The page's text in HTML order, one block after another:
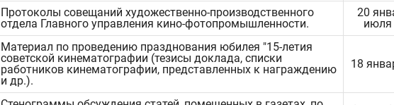
Протоколы совещаний художественно-производственного
отдела Главного управления кино-фотопромышленности.
20
июля
Материал по проведению празднования юбилея "15-летия
советской кинематографии (тезисы доклада, списки
работников кинематографии, представленных к награждению
и др.).
18